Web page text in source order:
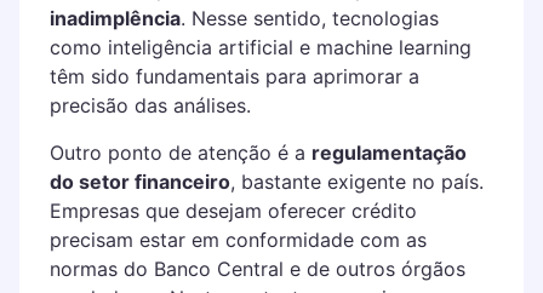
inadimplência. Nesse sentido, tecnologias
como inteligência artificial e machine learning
têm sido fundamentais para aprimorar a
precisão das análises.
Outro ponto de atenção é a regulamentação
do setor financeiro, bastante exigente no país.
Empresas que desejam oferecer crédito
precisam estar em conformidade com as
normas do Banco Central e de outros órgãos